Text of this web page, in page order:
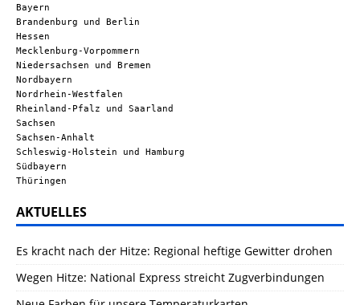
Bayern
Brandenburg und Berlin
Hessen
Mecklenburg-Vorpommern
Niedersachsen und Bremen
Nordbayern
Nordrhein-Westfalen
Rheinland-Pfalz und Saarland
Sachsen
Sachsen-Anhalt
Schleswig-Holstein und Hamburg
Südbayern
Thüringen
AKTUELLES
Es kracht nach der Hitze: Regional heftige Gewitter drohen
Wegen Hitze: National Express streicht Zugverbindungen